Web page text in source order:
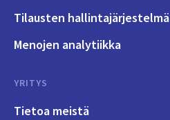
Tilausten hallintajärjestelmä
Menojen analytiikka
YRITYS
Tietoa meistä